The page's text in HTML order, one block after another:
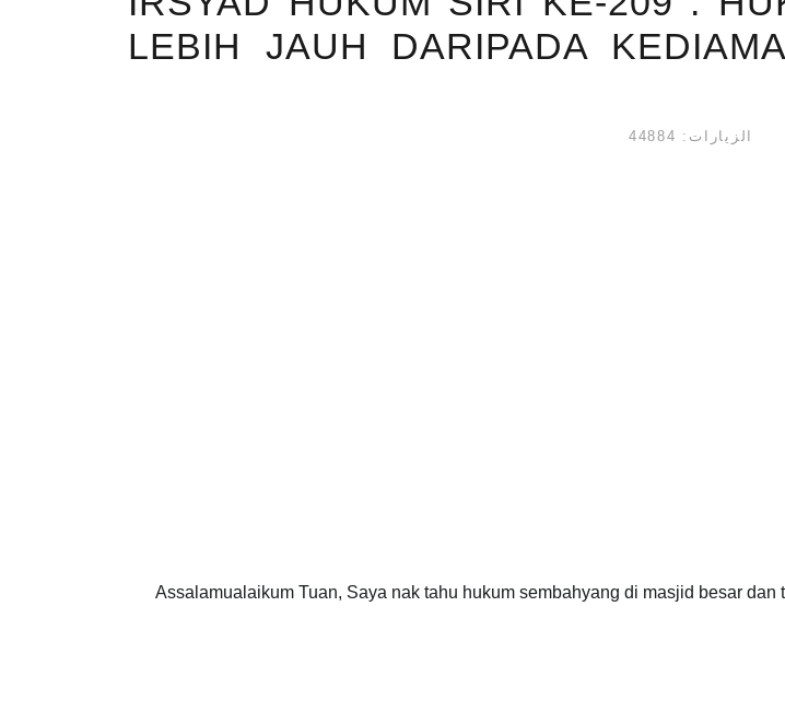
LEBIH JAUH DARIPADA
الزيارات: 44884
Assalamualaikum Tuan, Saya nak tahu hukum sembahyang di masjid besar